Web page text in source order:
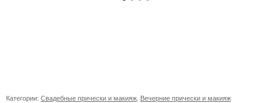
Категории: Свадебные прически и макияж Вечерние прически и макияж